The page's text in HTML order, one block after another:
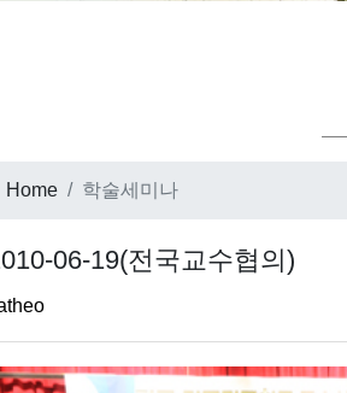
Home 학술세미나
06-19(전국교수협의)